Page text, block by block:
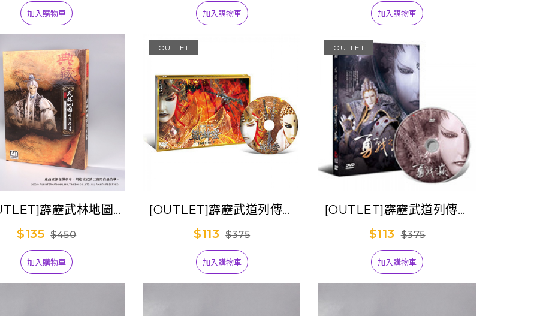
加入購物車 加入購物車 加入購物車
霹靂武林地圖
Postcard書
$135 $450
加入購物車
OUTLET
[OUTLET]霹靂武道列傳七
【戰烽雲】
$113 $375
加入購物車
OUTLET
[OUTLET]霹靂武道列傳八
【勇戰之巔】
$113 $375
加入購物車